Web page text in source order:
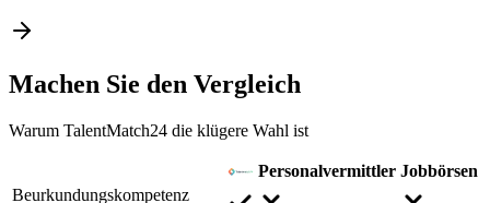
Machen Sie den Vergleich
Warum TalentMatch24 die klügere Wahl ist
Personalvermittler Jobbörsen
Beurkundungskompetenz